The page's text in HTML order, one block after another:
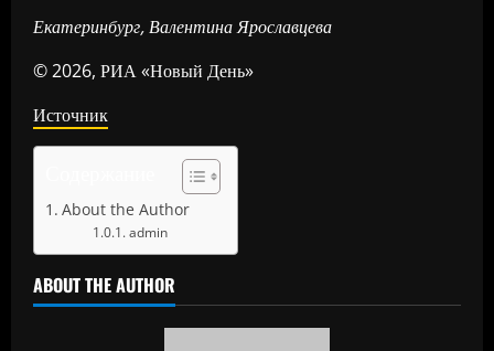
Екатеринбург, Валентина Ярославцева
© 2026, РИА «Новый День»
Источник
About the Author
admin
ABOUT THE AUTHOR